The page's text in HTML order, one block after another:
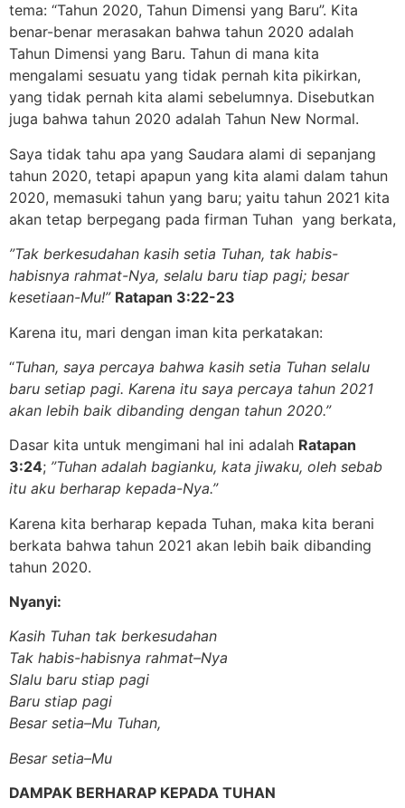
tema: “Tahun 2020, Tahun Dimensi yang Baru”. Kita
benar-benar merasakan bahwa tahun 2020 adalah
Tahun Dimensi yang Baru. Tahun di mana kita
mengalami sesuatu yang tidak pernah kita pikirkan,
yang tidak pernah kita alami sebelumnya. Disebutkan
juga bahwa tahun 2020 adalah Tahun New Normal.
Saya tidak tahu apa yang Saudara alami di sepanjang
tahun 2020, tetapi apapun yang kita alami dalam tahun
2020, memasuki tahun yang baru; yaitu tahun 2021 kita
akan tetap berpegang pada firman Tuhan yang berkata,
”Tak berkesudahan kasih setia Tuhan, tak habis-
habisnya rahmat-Nya, selalu baru tiap pagi; besar
kesetiaan-Mu!” Ratapan 3:22-23
Karena itu, mari dengan iman kita perkatakan:
“Tuhan, saya percaya bahwa kasih setia Tuhan selalu
baru setiap pagi. Karena itu saya percaya tahun 2021
akan lebih baik dibanding dengan tahun 2020.”
Dasar kita untuk mengimani hal ini adalah Ratapan
3:24; ”Tuhan adalah bagianku, kata jiwaku, oleh sebab
itu aku berharap kepada-Nya.”
Karena kita berharap kepada Tuhan, maka kita berani
berkata bahwa tahun 2021 akan lebih baik dibanding
tahun 2020.
Nyanyi:
Kasih Tuhan tak berkesudahan
Tak habis-habisnya rahmat–Nya
Slalu baru stiap pagi
Baru stiap pagi
Besar setia–Mu Tuhan,
Besar setia–Mu
DAMPAK BERHARAP KEPADA TUHAN